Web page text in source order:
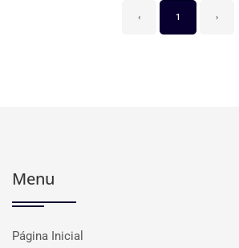
‹ 1 ›
Menu
Página Inicial